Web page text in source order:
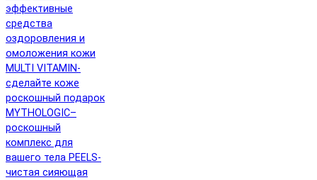
эффективные
средства
оздоровления и
омоложения кожи
MULTI VITAMIN-
сделайте коже
роскошный подарок
MYTHOLOGIC–
роскошный
комплекс для
вашего тела PEELS-
чистая сияющая